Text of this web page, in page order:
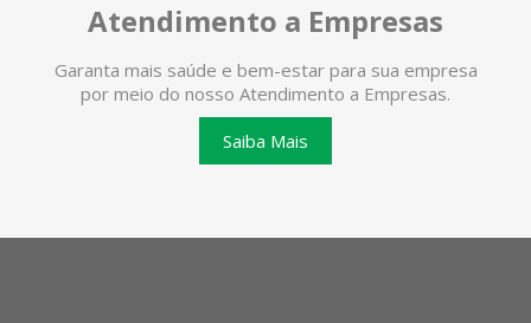
Atendimento a Empresas
Garanta mais saúde e bem-estar para sua empresa
por meio do nosso Atendimento a Empresas.
Saiba Mais